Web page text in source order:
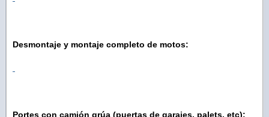
Desmontaje y montaje completo de motos:
Portes con camión grúa (puertas de garajes, palets, etc):